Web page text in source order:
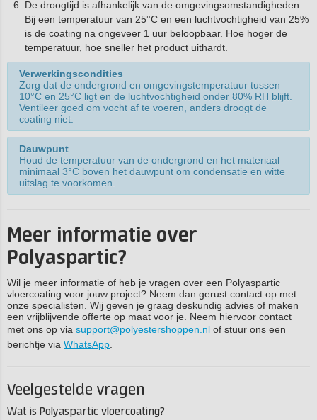
De droogtijd is afhankelijk van de omgevingsomstandigheden.
Bij een temperatuur van 25°C en een luchtvochtigheid van 25%
is de coating na ongeveer 1 uur beloopbaar. Hoe hoger de
temperatuur, hoe sneller het product uithardt.
Verwerkingscondities
Zorg dat de ondergrond en omgevingstemperatuur tussen
10°C en 25°C ligt en de luchtvochtigheid onder 80% RH blijft.
Ventileer goed om vocht af te voeren, anders droogt de
coating niet.
Dauwpunt
Houd de temperatuur van de ondergrond en het materiaal
minimaal 3°C boven het dauwpunt om condensatie en witte
uitslag te voorkomen.
Meer informatie over
Polyaspartic?
Wil je meer informatie of heb je vragen over een Polyaspartic
vloercoating voor jouw project? Neem dan gerust contact op met
onze specialisten. Wij geven je graag deskundig advies of maken
een vrijblijvende offerte op maat voor je. Neem hiervoor contact
met ons op via support@polyestershoppen.nl of stuur ons een
berichtje via WhatsApp
Veelgestelde vragen
Wat is Polyaspartic vloercoating?